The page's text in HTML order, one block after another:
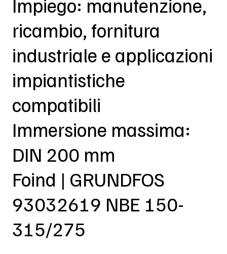
Impiego: manutenzione,
ricambio, fornitura
industriale e applicazioni
impiantistiche
compatibili
Immersione massima:
DIN 200 mm
Foind | GRUNDFOS
93032619 NBE 150-
315/275